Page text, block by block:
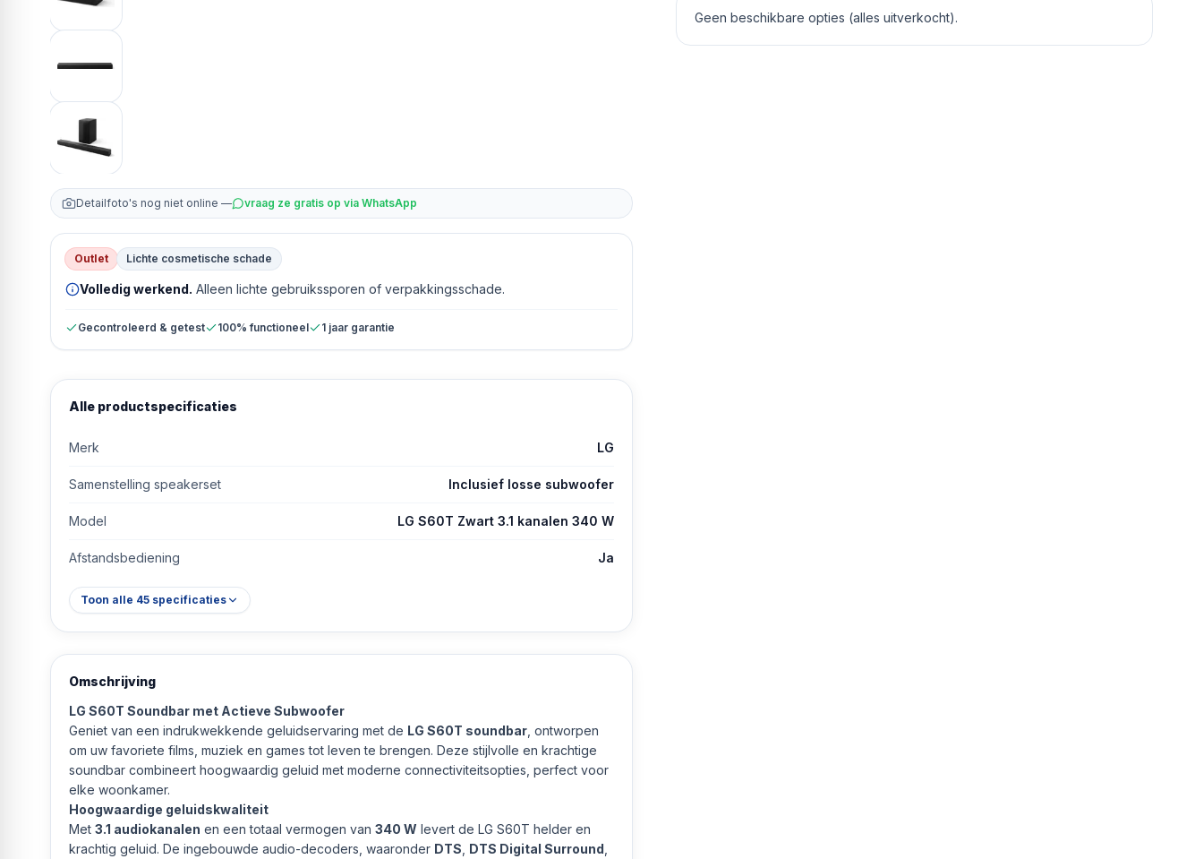
Detailfoto's nog niet online — vraag ze gratis op via WhatsApp
Outlet Lichte cosmetische schade
Volledig werkend. Alleen lichte gebruikssporen of verpakkingsschade.
Gecontroleerd & getest 100% functioneel 1 jaar garantie
Alle productspecificaties
Merk LG
Samenstelling speakerset Inclusief losse subwoofer
Model LG S60T Zwart 3.1 kanalen 340 W
Afstandsbediening Ja
Toon alle 45 specificaties
Omschrijving
LG S60T Soundbar met Actieve Subwoofer
Geniet van een indrukwekkende geluidservaring met de LG S60T soundbar , ontworpen
om uw favoriete films, muziek en games tot leven te brengen. Deze stijlvolle en krachtige
soundbar combineert hoogwaardig geluid met moderne connectiviteitsopties, perfect voor
elke woonkamer.
Hoogwaardige geluidskwaliteit
Met 3.1 audiokanalen en een totaal vermogen van 340 W levert de LG S60T helder en
krachtig geluid. De ingebouwde audio-decoders, waaronder DTS DTS Digital Surround
Geen beschikbare opties (alles uitverkocht).